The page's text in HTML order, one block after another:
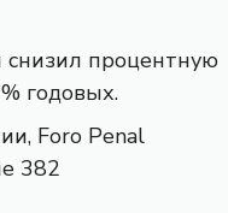
процентную
годовых.
Foro Penal
382